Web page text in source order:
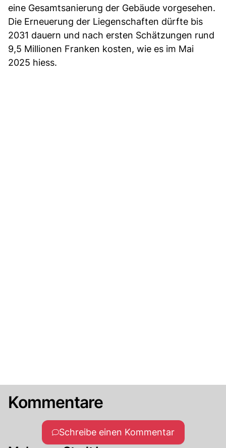
eine Gesamtsanierung der Gebäude vorgesehen.
Die Erneuerung der Liegenschaften dürfte bis
2031 dauern und nach ersten Schätzungen rund
9,5 Millionen Franken kosten, wie es im Mai
2025 hiess.
Kommentare
Schreibe einen Kommentar